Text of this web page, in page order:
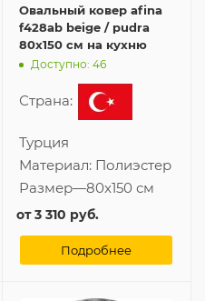
Овальный ковер afina
f428ab beige / pudra
80x150 см на кухню
Доступно: 46
Страна:
Турция
Материал: Полиэстер
Размер—80x150 см
от3 310 руб.
Подробнее